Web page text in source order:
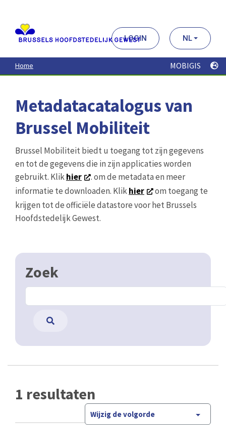
contenu
principal
LOGIN NL
Home MOBIGIS
Metadatacatalogus van
Brussel Mobiliteit
Brussel Mobiliteit biedt u toegang tot zijn gegevens
en tot de gegevens die in zijn applicaties worden
gebruikt. Klikhier
. om de metadata en meer
informatie te downloaden. Klikhier
om toegang te
krijgen tot de officiële datastore voor het Brussels
Hoofdstedelijk Gewest.
Zoek
1 resultaten
Wijzig de volgorde